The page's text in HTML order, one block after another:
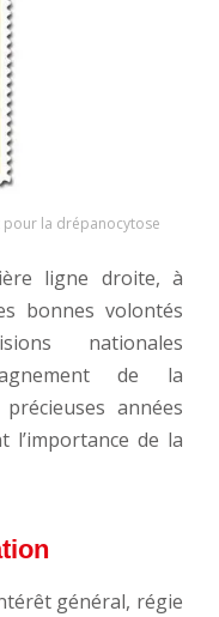
pour la drépanocytose
ligne droite, à
bonnes volontés
nationales
de la
années
l’importance de la
général, régie